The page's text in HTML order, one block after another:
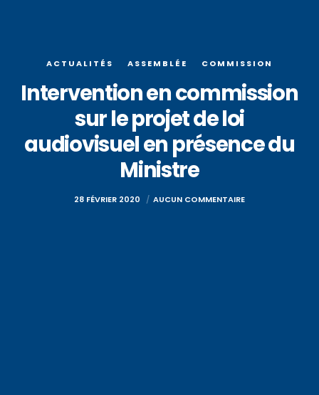
ACTUALITÉS ASSEMBLÉE COMMISSION
Intervention en commission
sur le projet de loi
audiovisuel en présence du
Ministre
28 FÉVRIER 2020 AUCUN COMMENTAIRE